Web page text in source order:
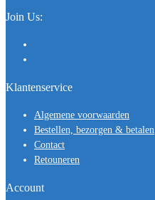
Join Us:
Klantenservice
Algemene voorwaarden
Bestellen, bezorgen & betalen
Contact
Retouneren
Account